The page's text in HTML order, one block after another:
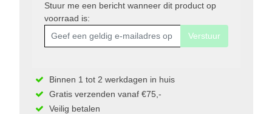
Stuur me een bericht wanneer dit product op
voorraad is:
Verstuur
Binnen 1 tot 2 werkdagen in huis
Gratis verzenden vanaf €75,-
Veilig betalen